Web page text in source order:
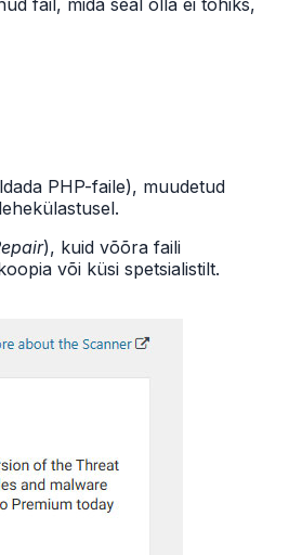
fail, mida seal olla ei tohiks,
PHP-faile), muudetud
), kuid võõra faili
või küsi spetsialistilt.